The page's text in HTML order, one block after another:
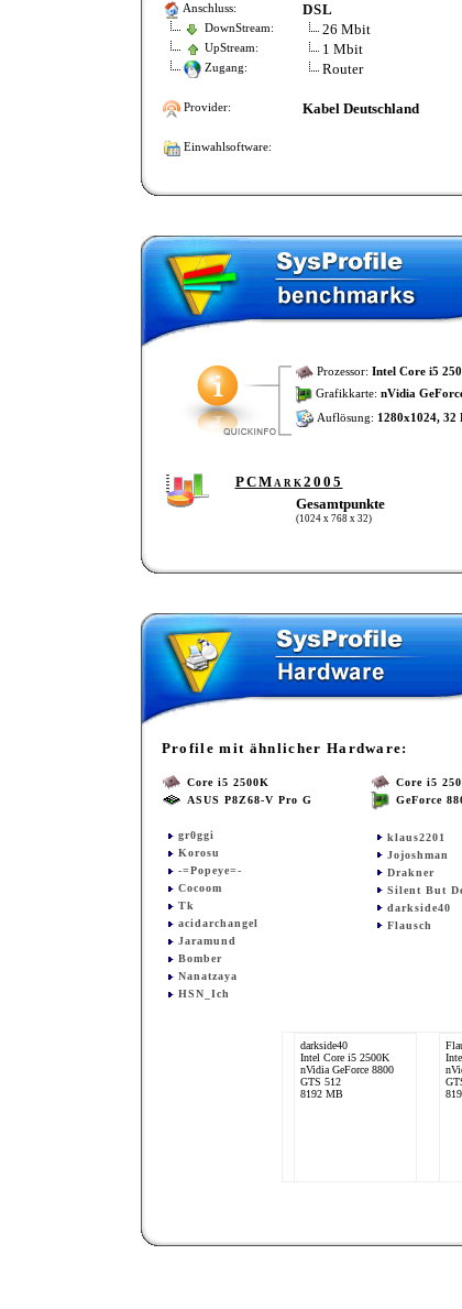
Anschluss: DSL
DownStream: 26 Mbit
UpStream: 1 Mbit
Zugang: Router
Provider: Kabel Deutschland
Einwahlsoftware:
Prozessor: Intel Core i5
Grafikkarte: nVidia
Auflösung: 1280x1024, 32
PCMark2005
Gesamtpunkte
(1024 x 768 x 32)
Profile mit ähnlicher Hardware:
Core i5 2500K
ASUS P8Z68-V Pro G
gr0ggi
Korosu
-=Popeye=-
Cocoom
Tk
acidarchangel
Jaramund
Bomber
Nanatzaya
HSN_Ich
Core i5
GeForce
klaus2201
Jojoshman
Drakner
Silent But
darkside40
Flausch
darkside40
Intel Core i5 2500K
nVidia GeForce 8800
GTS 512
8192 MB
Series